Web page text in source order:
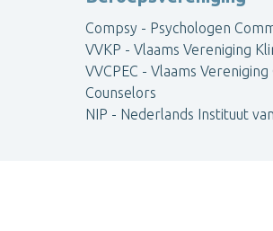
Compsy - Psychologen
VVKP - Vlaams Vereniging
VVCPEC - Vlaams
Counselors
NIP - Nederlands Instituut